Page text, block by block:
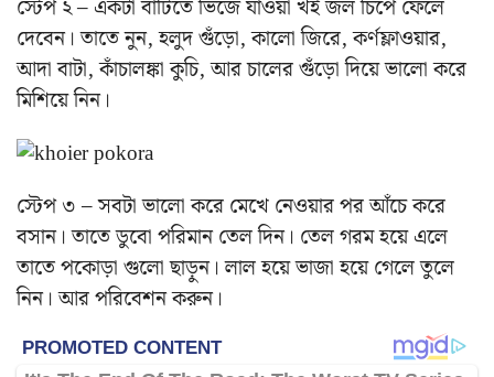
স্টেপ ২ – একটা বাটিতে ভিজে যাওয়া খই জল চিপে ফেলে
দেবেন। তাতে নুন, হলুদ গুঁড়ো, কালো জিরে, কর্ণফ্লাওয়ার,
আদা বাটা, কাঁচালঙ্কা কুচি, আর চালের গুঁড়ো দিয়ে ভালো করে
মিশিয়ে নিন।
স্টেপ ৩ – সবটা ভালো করে মেখে নেওয়ার পর আঁচে করে
বসান। তাতে ডুবো পরিমান তেল দিন। তেল গরম হয়ে এলে
তাতে পকোড়া গুলো ছাড়ুন। লাল হয়ে ভাজা হয়ে গেলে তুলে
নিন। আর পরিবেশন করুন।